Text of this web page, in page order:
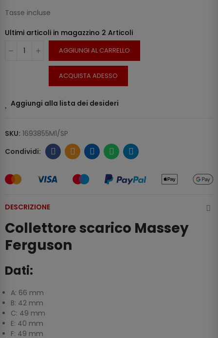
Tasse incluse
Ultimi articoli in magazzino 2 Articoli
AGGIUNGI AL CARRELLO
ACQUISTA ADESSO
Aggiungi alla lista dei desideri
SKU: 1693855M1/SP
DESCRIZIONE
Collettore scarico Massey
Ferguson
Dati:
A: 66 mm
B: 42 mm
C: 49 mm
E: 40 mm
F: 49 mm